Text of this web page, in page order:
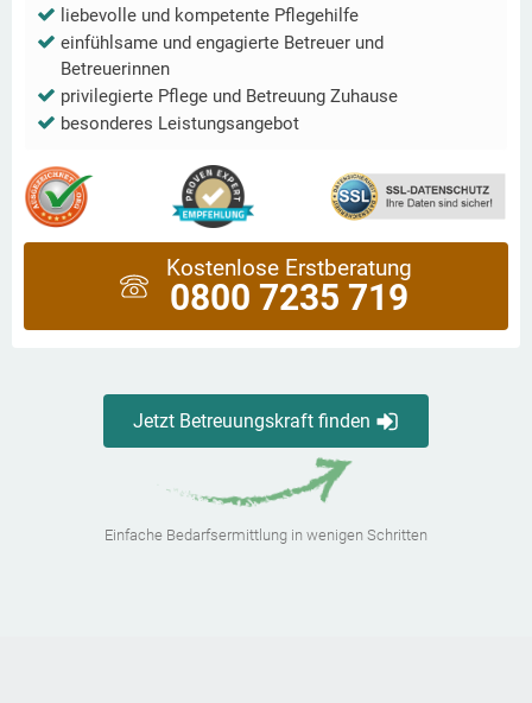
liebevolle und kompetente Pflegehilfe
einfühlsame und engagierte Betreuer und
Betreuerinnen
privilegierte Pflege und Betreuung Zuhause
besonderes Leistungsangebot
Kostenlose Erstberatung
0800 7235 719
Jetzt Betreuungskraft finden
Einfache Bedarfsermittlung in wenigen Schritten